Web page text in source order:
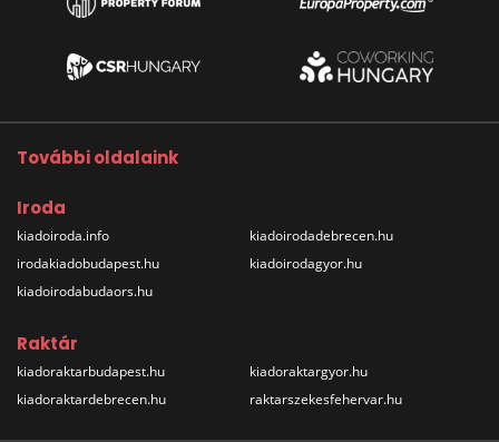
További oldalaink
Iroda
kiadoiroda.info
irodakiadobudapest.hu
kiadoirodabudaors.hu
kiadoirodadebrecen.hu
kiadoirodagyor.hu
Raktár
kiadoraktarbudapest.hu
kiadoraktardebrecen.hu
kiadoraktargyor.hu
raktarszekesfehervar.hu